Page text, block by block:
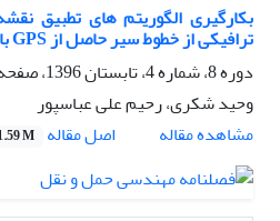
بکارگیری الگوریتم های تطبیق
ترافیکی از خطوط سیر حاصل از GPS با نرخ نمونه‌برداری پایین
دوره 8، شماره 4، تابستان 1396، صفحه
وحید شکری، رحیم علی عباسپور
مشاهده مقاله
اصل مقاله M